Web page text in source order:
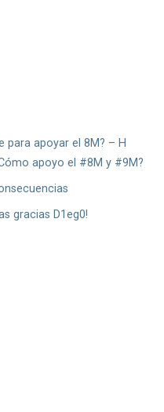
para apoyar el 8M? – H
apoyo el #8M y #9M?
gracias D1eg0!